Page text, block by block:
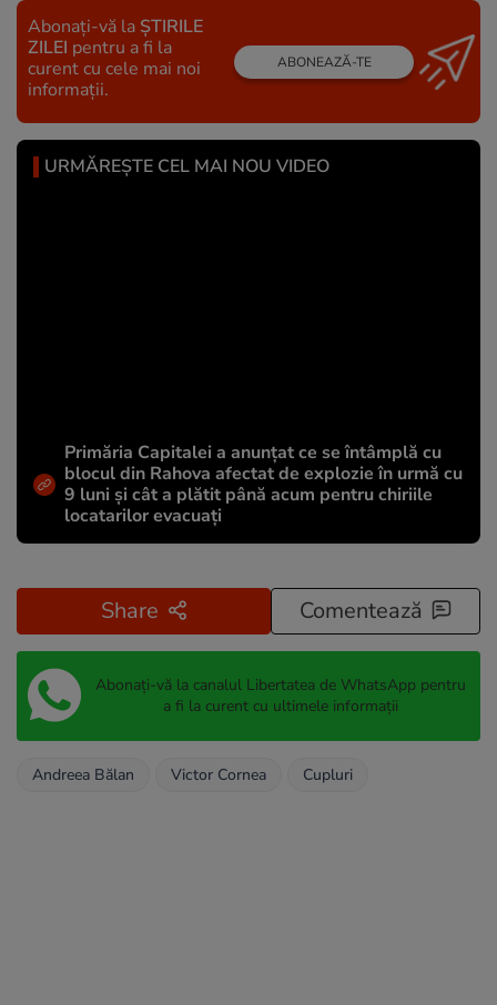
Abonați-vă la ȘTIRILE
ZILEI pentru a fi la
curent cu cele mai noi
informații.
ABONEAZĂ-TE
URMĂREȘTE CEL MAI NOU VIDEO
Primăria Capitalei a anunțat ce se întâmplă cu
blocul din Rahova afectat de explozie în urmă cu
9 luni și cât a plătit până acum pentru chiriile
locatarilor evacuați
Share Comentează
Abonați-vă la canalul Libertatea de WhatsApp pentru
a fi la curent cu ultimele informații
Andreea Bălan Victor Cornea Cupluri